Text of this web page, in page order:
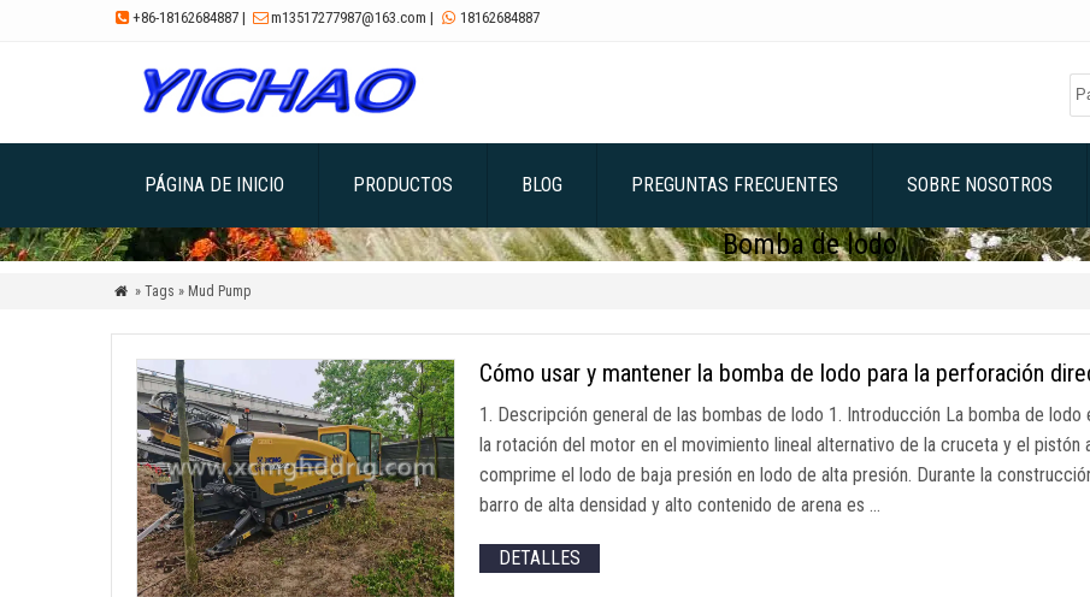
 +86-18162684887 | m13517277987@163.com |  18162684887
PÁGINA DE INICIO PRODUCTOS BLOG PREGUNTAS FRECUENTES SOBRE NOSOTROS
Bomba de lodo
 » Tags » Mud Pump
Cómo usar y mantener la bomba de lodo para la perforación
1. Descripción general de las bombas de lodo 1. Introducción La bomba de
la rotación del motor en el movimiento lineal alternativo de la cruceta y el pistón
comprime el lodo de baja presión en lodo de alta presión. Durante la
barro de alta densidad y alto contenido de arena es …
DETALLES